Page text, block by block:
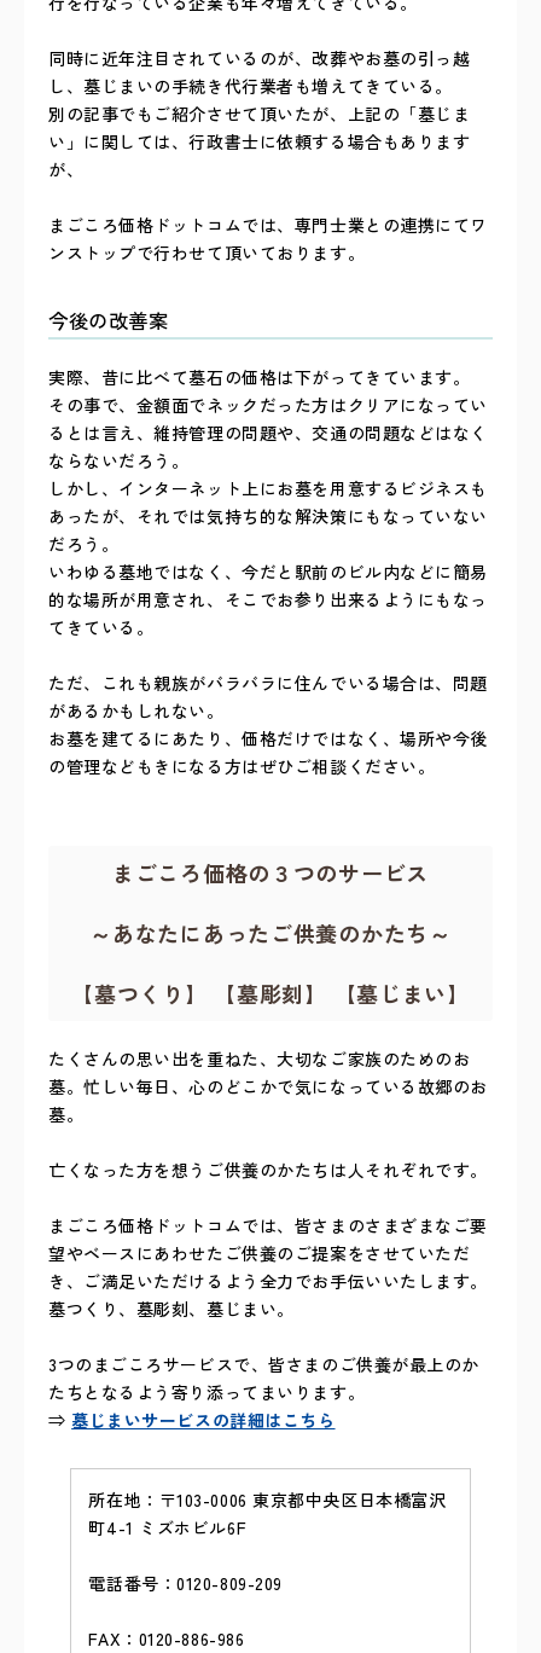
同時に近年注目されているのが、改葬やお墓の引っ越
し、墓じまいの手続き代行業者も増えてきている。
別の記事でもご紹介させて頂いたが、上記の「墓じま
い」に関しては、行政書士に依頼する場合もあります
が、
まごころ価格ドットコムでは、専門士業との連携にてワ
ンストップで行わせて頂いております。
今後の改善案
実際、昔に比べて墓石の価格は下がってきています。
その事で、金額面でネックだった方はクリアになってい
るとは言え、維持管理の問題や、交通の問題などはなく
ならないだろう。
しかし、インターネット上にお墓を用意するビジネスも
あったが、それでは気持ち的な解決策にもなっていない
だろう。
いわゆる墓地ではなく、今だと駅前のビル内などに簡易
的な場所が用意され、そこでお参り出来るようにもなっ
てきている。
ただ、これも親族がバラバラに住んでいる場合は、問題
があるかもしれない。
お墓を建てるにあたり、価格だけではなく、場所や今後
の管理などもきになる方はぜひご相談ください。
まごころ価格の３つのサービス
～あなたにあったご供養のかたち～
【墓つくり】 【墓彫刻】 【墓じまい】
たくさんの思い出を重ねた、大切なご家族のためのお
墓。忙しい毎日、心のどこかで気になっている故郷のお
墓。
亡くなった方を想うご供養のかたちは人それぞれです。
まごころ価格ドットコムでは、皆さまのさまざまなご要
望やベースにあわせたご供養のご提案をさせていただ
き、ご満足いただけるよう全力でお手伝いいたします。
墓つくり、墓彫刻、墓じまい。
3つのまごころサービスで、皆さまのご供養が最上のか
たちとなるよう寄り添ってまいります。
⇒ 墓じまいサービスの詳細はこちら
所在地：〒103-0006 東京都中央区日本橋富沢
町4-1 ミズホビル6F
電話番号：0120-809-209
FAX：0120-886-986